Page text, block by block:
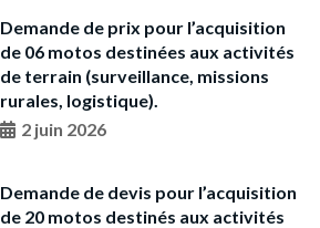
Demande de prix pour l’acquisition
de 06 motos destinées aux activités
de terrain (surveillance, missions
rurales, logistique).
2 juin 2026
Demande de devis pour l’acquisition
de 20 motos destinés aux activités